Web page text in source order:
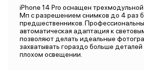
iPhone 14 Pro оснащен
Мп с разрешением снимков до 4 раз
предшественников.
автоматическая адаптация к
позволяют делать идеальные
захватывать гораздо больше
плохом освещении.